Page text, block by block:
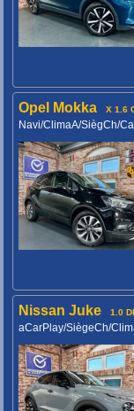
Opel Mokka X 1.6
Navi/ClimaA/SiègCh/
Nissan Juke 1.0
aCarPlay/SiègeCh/